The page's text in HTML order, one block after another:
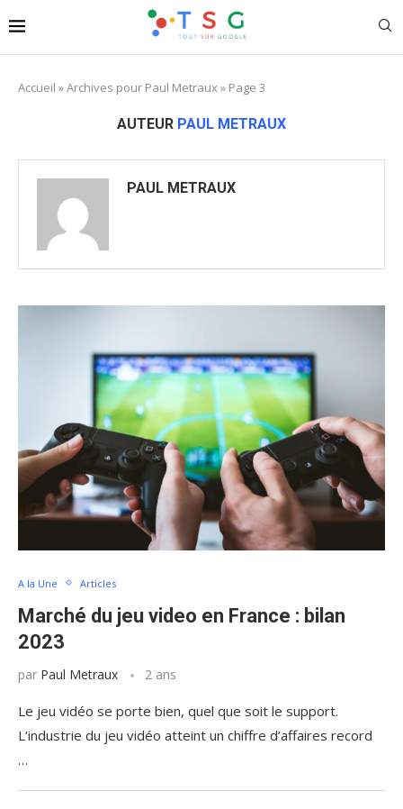
Accueil »Archives pour Paul Metraux» Page 3
AUTEUR PAUL METRAUX
PAUL METRAUX
A la Une Articles
Marché du jeu video en France : bilan
2023
par Paul Metraux 2 ans
Le jeu vidéo se porte bien, quel que soit le support.
L’industrie du jeu vidéo atteint un chiffre d’affaires record
…